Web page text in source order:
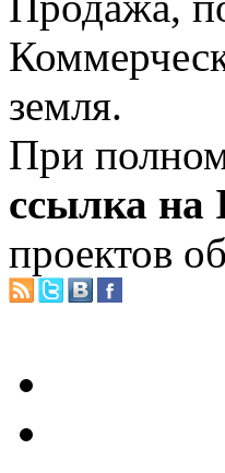
земля.
При
ссылка на
проектов